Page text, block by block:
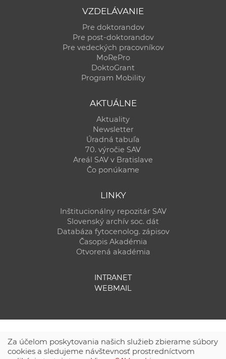
VZDELÁVANIE
Pre doktorandov
Pre post-doktorandov
Pre vedeckých pracovníkov
MoRePro
DoktoGrant
Program Mobility
AKTUÁLNE
Aktuality
Newsletter
Úradná tabuľa
70. výročie SAV
Areál SAV v Bratislave
Čo ponúkame
LINKY
Inštitucionálny repozitár SAV
Slovenský archív soc. dát
Databáza fytocenolog. zápisov
Časopis Akadémia
Otvorená akadémia
INTRANET
WEBMAIL
Za účelom poskytovania našich služieb zbierame súbory
cookies a sledujeme návštevnosť prostredníctvom